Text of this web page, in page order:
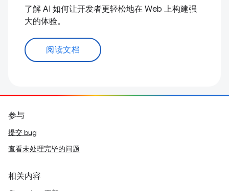
了解 AI 如何让开发者更轻松地在 Web 上构建强
大的体验。
阅读文档
参与
提交 bug
查看未处理完毕的问题
相关内容